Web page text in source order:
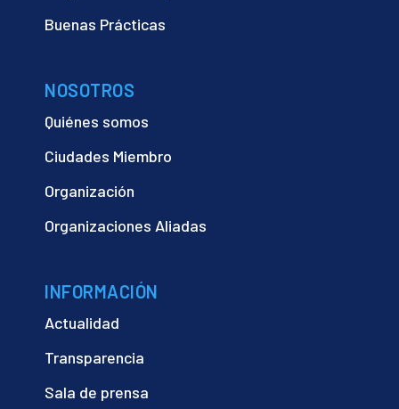
Buenas Prácticas
NOSOTROS
Quiénes somos
Ciudades Miembro
Organización
Organizaciones Aliadas
INFORMACIÓN
Actualidad
Transparencia
Sala de prensa